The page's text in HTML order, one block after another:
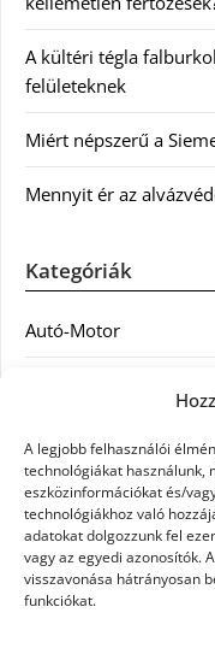
A legjobb felhasználói
technológiákat használunk,
eszközinformációkat és/
technológiákhoz való
adatokat dolgozzunk fel
vagy az egyedi azonosítók.
visszavonása hátrányosan
funkciókat.
A kültéri tégla
felületeknek
Miért népszerű a
Mennyit ér az
Kategóriák
Autó-Motor
Egészség
Egyéb
Étel
Szolgáltatás